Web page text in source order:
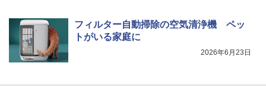
フィルター自動掃除の空気清浄機 ペッ
トがいる家庭に
2026年6月23日